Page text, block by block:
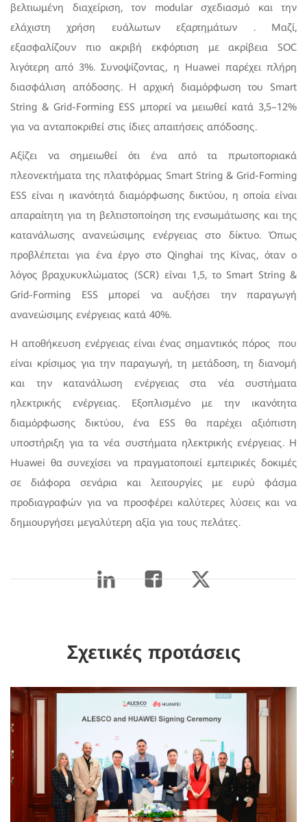
βελτιωμένη διαχείριση, τον modular σχεδιασμό και την
ελάχιστη χρήση ευάλωτων εξαρτημάτων . Μαζί,
εξασφαλίζουν πιο ακριβή εκφόρτιση με ακρίβεια SOC
λιγότερη από 3%. Συνοψίζοντας, η Huawei παρέχει πλήρη
διασφάλιση απόδοσης. Η αρχική διαμόρφωση του Smart
String & Grid-Forming ESS μπορεί να μειωθεί κατά 3,5–12%
για να ανταποκριθεί στις ίδιες απαιτήσεις απόδοσης.
Αξίζει να σημειωθεί ότι ένα από τα πρωτοποριακά
πλεονεκτήματα της πλατφόρμας Smart String & Grid-Forming
ESS είναι η ικανότητά διαμόρφωσης δικτύου, η οποία είναι
απαραίτητη για τη βελτιστοποίηση της ενσωμάτωσης και της
κατανάλωσης ανανεώσιμης ενέργειας στο δίκτυο. Όπως
προβλέπεται για ένα έργο στο Qinghai της Κίνας, όταν ο
λόγος βραχυκυκλώματος (SCR) είναι 1,5, το Smart String &
Grid-Forming ESS μπορεί να αυξήσει την παραγωγή
ανανεώσιμης ενέργειας κατά 40%.
Η αποθήκευση ενέργειας είναι ένας σημαντικός πόρος που
είναι κρίσιμος για την παραγωγή, τη μετάδοση, τη διανομή
και την κατανάλωση ενέργειας στα νέα συστήματα
ηλεκτρικής ενέργειας. Εξοπλισμένο με την ικανότητα
διαμόρφωσης δικτύου, ένα ESS θα παρέχει αξιόπιστη
υποστήριξη για τα νέα συστήματα ηλεκτρικής ενέργειας. Η
Huawei θα συνεχίσει να πραγματοποιεί εμπειρικές δοκιμές
σε διάφορα σενάρια και λειτουργίες με ευρύ φάσμα
προδιαγραφών για να προσφέρει καλύτερες λύσεις και να
δημιουργήσει μεγαλύτερη αξία για τους πελάτες.
Σχετικές προτάσεις